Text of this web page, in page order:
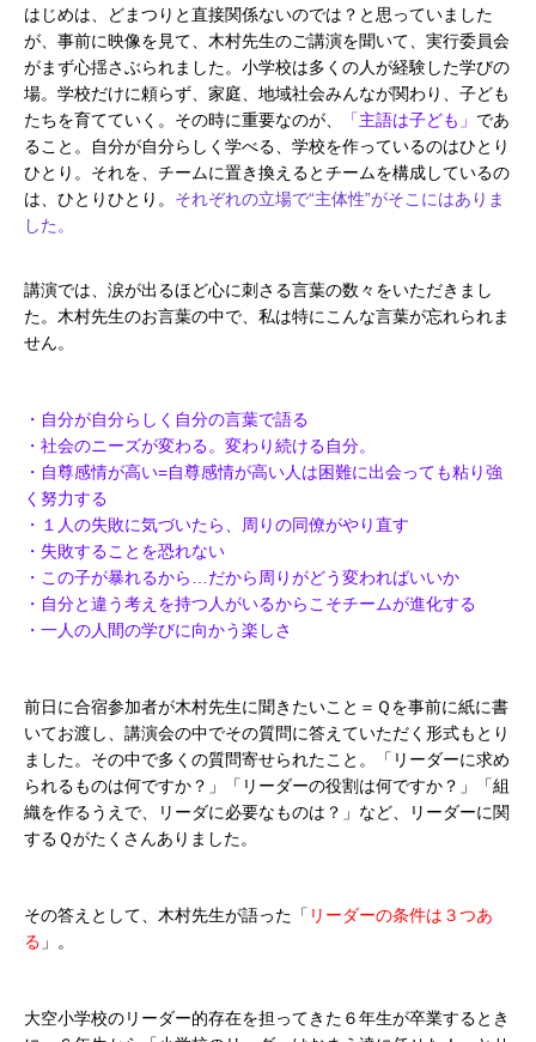
はじめは、どまつりと直接関係ないのでは？と思っていました
が、事前に映像を見て、木村先生のご講演を聞いて、実行委員会
がまず心揺さぶられました。小学校は多くの人が経験した学びの
場。学校だけに頼らず、家庭、地域社会みんなが関わり、子ども
たちを育てていく。その時に重要なのが、
「主語は子ども」 であ
ること。自分が自分らしく学べる、学校を作っているのはひとり
ひとり。それを、チームに置き換えるとチームを構成しているの
は、ひとりひとり。 それぞれの立場で“主体性”がそこにはありま
した。
講演では、涙が出るほど心に刺さる言葉の数々をいただきまし
た。木村先生のお言葉の中で、私は特にこんな言葉が忘れられま
せん。
・自分が自分らしく自分の言葉で語る
・社会のニーズが変わる。変わり続ける自分。
・自尊感情が高い=自尊感情が高い人は困難に出会っても粘り強
く努力する
・１人の失敗に気づいたら、周りの同僚がやり直す
・失敗することを恐れない
・この子が暴れるから…だから周りがどう変わればいいか
・自分と違う考えを持つ人がいるからこそチームが進化する
・一人の人間の学びに向かう楽しさ
前日に合宿参加者が木村先生に聞きたいこと＝Ｑを事前に紙に書
いてお渡し、講演会の中でその質問に答えていただく形式もとり
ました。その中で多くの質問寄せられたこと。「リーダーに求め
られるものは何ですか？」「リーダーの役割は何ですか？」「組
織を作るうえで、リーダに必要なものは？」など、リーダーに関
するＱがたくさんありました。
その答えとして、木村先生が語った「 リーダーの条件は３つあ
る 」。
大空小学校のリーダー的存在を担ってきた６年生が卒業するとき